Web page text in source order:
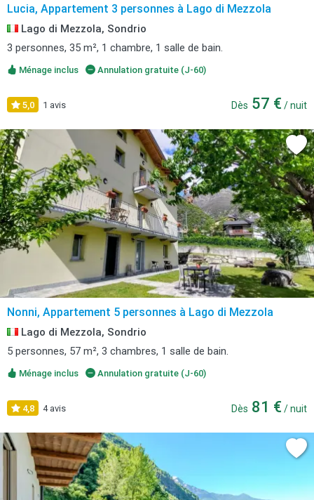
Lucia, Appartement 3 personnes à Lago di Mezzola
Lago di Mezzola, Sondrio
3 personnes, 35 m², 1 chambre, 1 salle de bain.
Ménage inclus Annulation gratuite (J-60)
5,0 1 avis Dès 57 € / nuit
Nonni, Appartement 5 personnes à Lago di Mezzola
Lago di Mezzola, Sondrio
5 personnes, 57 m², 3 chambres, 1 salle de bain.
Ménage inclus Annulation gratuite (J-60)
4,8 4 avis Dès 81 € / nuit